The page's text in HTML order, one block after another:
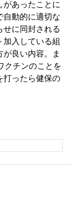
があったことに
自動的に適切な
せに同封される
加入している組
良い内容。ま
クチンのことを
打ったら健保の